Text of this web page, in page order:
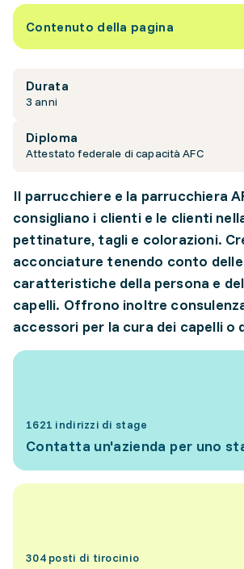
Contenuto della pagina
Durata
3 anni
Diploma
Attestato federale di capacità AFC
Il parrucchiere e la parrucchiera
consigliano i clienti e le clienti
pettinature, tagli e colorazioni.
acconciature tenendo conto
caratteristiche della persona e
capelli. Offrono inoltre
accessori per la cura dei capelli o
1621 indirizzi di stage
Contatta un'azienda per uno
304 posti di tirocinio